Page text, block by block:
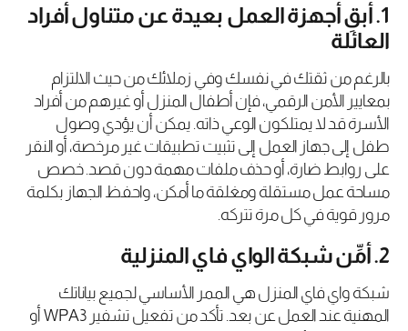
1. أبقِ أجهزة العمل بعيدة عن متناول أفراد
العائلة
بالرغم من ثقتك في نفسك وفي زملائك من حيث الالتزام
بمعايير الأمن الرقمي، فإن أطفال المنزل أو غيرهم من أفراد
الأسرة قد لا يمتلكون الوعي ذاته. يمكن أن يؤدي وصول
طفل إلى جهاز العمل إلى تثبيت تطبيقات غير مرخصة، أو النقر
على روابط ضارة، أو حذف ملفات مهمة دون قصد. خصص
مساحة عمل مستقلة ومغلقة ما أمكن، واحفظ الجهاز بكلمة
مرور قوية في كل مرة تتركه.
2. أمِّن شبكة الواي فاي المنزلية
شبكة واي فاي المنزل هي الممر الأساسي لجميع بياناتك
المهنية عند العمل عن بعد. تأكد من تفعيل تشفير WPA3 أو